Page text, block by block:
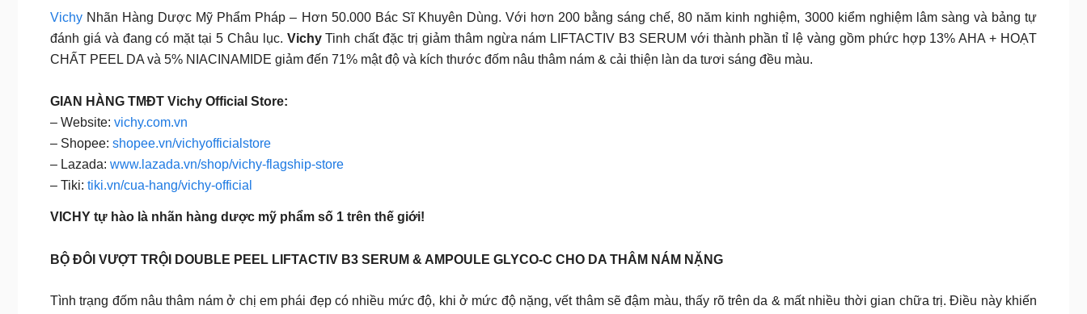
Vichy Nhãn Hàng Dược Mỹ Phẩm Pháp – Hơn 50.000 Bác Sĩ Khuyên Dùng. Với hơn 200 bằng sáng chế, 80 năm kinh nghiệm, 3000 kiểm nghiệm lâm sàng và bảng tự
đánh giá và đang có mặt tại 5 Châu lục. VichyTinh chất đặc trị giảm thâm ngừa nám LIFTACTIV B3 SERUM với thành phần tỉ lệ vàng gồm phức hợp 13% AHA + HOẠT
CHẤT PEEL DA và 5% NIACINAMIDE giảm đến 71% mật độ và kích thước đốm nâu thâm nám & cải thiện làn da tươi sáng đều màu.
GIAN HÀNG TMĐT Vichy Official Store:
– Website: vichy.com.vn
– Shopee: shopee.vn/vichyofficialstore
– Lazada: www.lazada.vn/shop/vichy-flagship-store
– Tiki: tiki.vn/cua-hang/vichy-official
VICHY tự hào là nhãn hàng dược mỹ phẩm số 1 trên thế giới!
BỘ ĐÔI VƯỢT TRỘI DOUBLE PEEL LIFTACTIV B3 SERUM & AMPOULE GLYCO-C CHO DA THÂM NÁM NẶNG
Tình trạng đốm nâu thâm nám ở chị em phái đẹp có nhiều mức độ, khi ở mức độ nặng, vết thâm sẽ đậm màu, thấy rõ trên da & mất nhiều thời gian chữa trị. Điều này khiến